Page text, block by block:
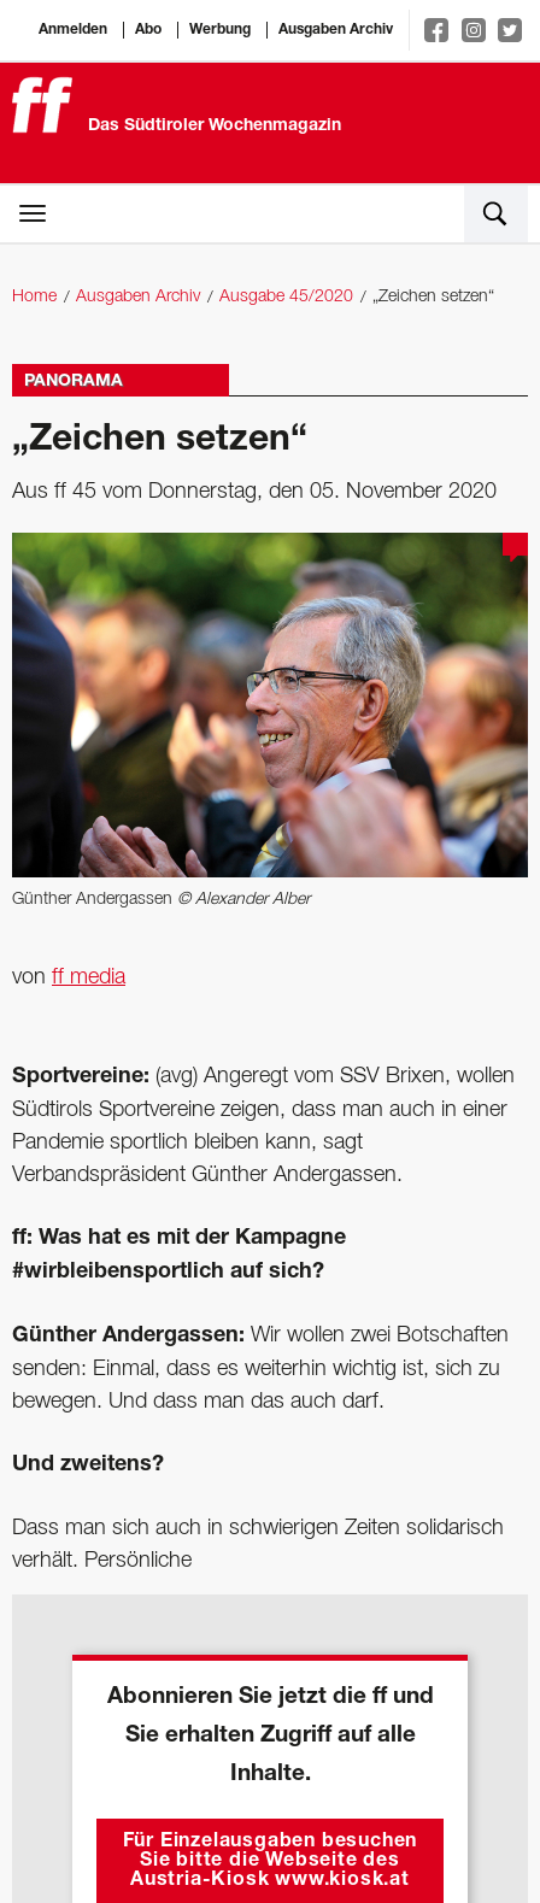
Anmelden Abo Werbung Ausgaben Archiv
Das Südtiroler Wochenmagazin
Home Ausgaben Archiv Ausgabe 45/2020 „Zeichen setzen“
PANORAMA
„Zeichen setzen“
Aus ff 45 vom Donnerstag, den 05. November 2020
Günther Andergassen © Alexander Alber
von ff media
Sportvereine: (avg) Angeregt vom SSV Brixen, wollen
Südtirols Sportvereine zeigen, dass man auch in einer
Pandemie sportlich bleiben kann, sagt
Verbandspräsident Günther Andergassen.
ff: Was hat es mit der Kampagne
#wirbleibensportlich auf sich?
Günther Andergassen: Wir wollen zwei Botschaften
senden: Einmal, dass es weiterhin wichtig ist, sich zu
bewegen. Und dass man das auch darf.
Und zweitens?
Dass man sich auch in schwierigen Zeiten solidarisch
verhält. Persönliche
Abonnieren Sie jetzt die ff und
Sie erhalten Zugriff auf alle
Inhalte.
Für Einzelausgaben besuchen
Sie bitte die Webseite des
Austria-Kiosk www.kiosk.at